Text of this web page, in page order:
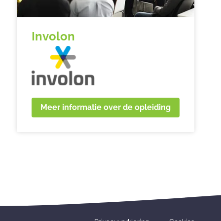
Involon
Meer informatie over de opleiding